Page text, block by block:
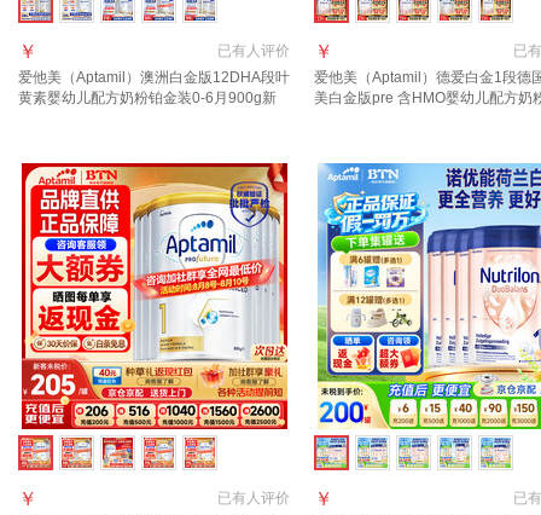
已有人评价
￥
爱他美（Aptamil）澳洲白金版12DHA段叶
黄素婴幼儿配方奶粉铂金装0-6月900g新
已有
￥
爱他美（Aptamil）德爱白金1段德
美白金版pre 含HMO婴幼儿配方奶
已有人评价
￥ 已有
￥